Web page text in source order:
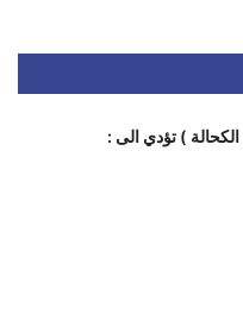
) تؤدي الى :